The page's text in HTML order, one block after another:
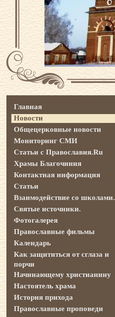
Главная
Новости
Общецерковные новости
Мониторинг СМИ
Статьи с Православия.Ru
Храмы Благочиния
Контактная информация
Статьи
Взаимодействие со школами.
Святые источники.
Фотогалерея
Православные фильмы
Календарь
Как защититься от сглаза и
порчи
Начинающему христианину
Настоятель храма
История прихода
Православные проповеди